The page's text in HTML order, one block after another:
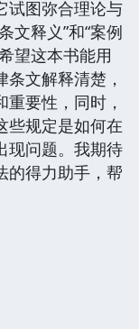
试图弥合理论与
文释义”和“案例
望这本书能用
文解释清楚，
要性，同时，
些规定是如何在
现问题。我期待
的得力助手，帮